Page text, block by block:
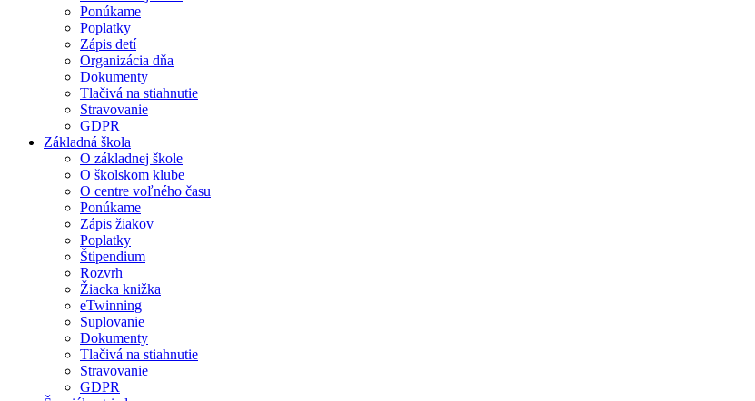
Ponúkame
Poplatky
Zápis detí
Organizácia dňa
Dokumenty
Tlačivá na stiahnutie
Stravovanie
GDPR
Základná škola
O základnej škole
O školskom klube
O centre voľného času
Ponúkame
Zápis žiakov
Poplatky
Štipendium
Rozvrh
Žiacka knižka
eTwinning
Suplovanie
Dokumenty
Tlačivá na stiahnutie
Stravovanie
GDPR